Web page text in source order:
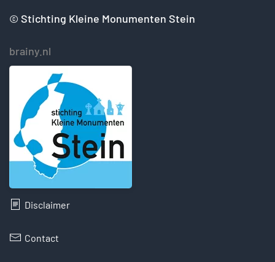
© Stichting Kleine Monumenten Stein
brainy.nl
Disclaimer
Contact